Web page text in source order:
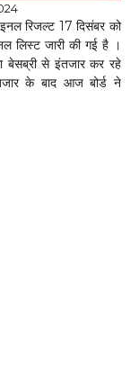
रिजल्ट 17 दिसंबर को
लिस्ट जारी की गई है ।
बेसब्री से इंतजार कर रहे
के बाद आज बोर्ड ने